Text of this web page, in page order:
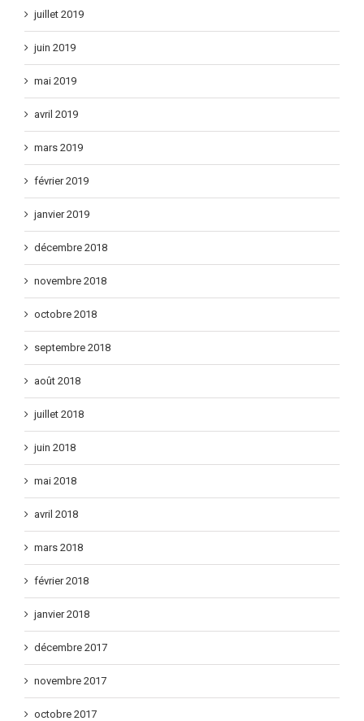
juillet 2019
juin 2019
mai 2019
avril 2019
mars 2019
février 2019
janvier 2019
décembre 2018
novembre 2018
octobre 2018
septembre 2018
août 2018
juillet 2018
juin 2018
mai 2018
avril 2018
mars 2018
février 2018
janvier 2018
décembre 2017
novembre 2017
octobre 2017